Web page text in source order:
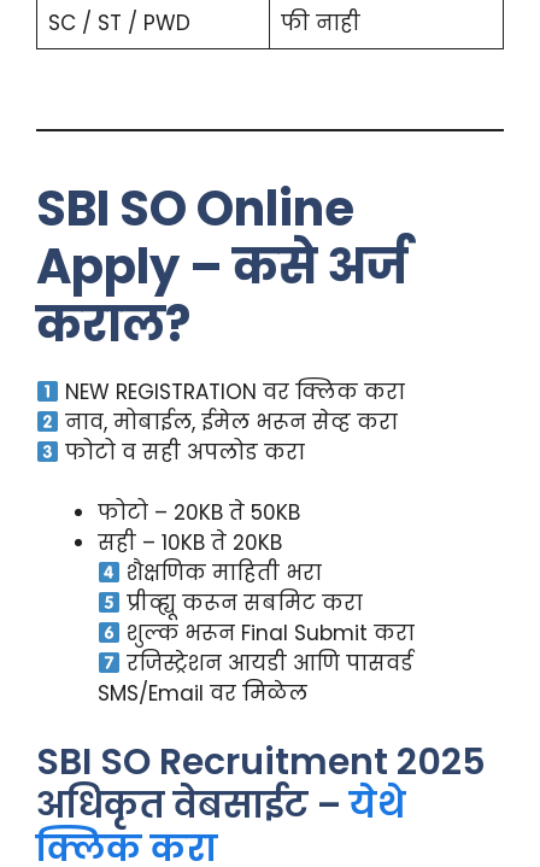
SC / ST / PWD फी नाही
SBI SO Online
Apply – कसे अर्ज
कराल?
NEW REGISTRATION वर क्लिक करा
नाव, मोबाईल, ईमेल भरून सेव्ह करा
फोटो व सही अपलोड करा
फोटो – 20KB ते 50KB
सही – 10KB ते 20KB
शैक्षणिक माहिती भरा
प्रीव्ह्यू करून सबमिट करा
शुल्क भरून Final Submit करा
रजिस्ट्रेशन आयडी आणि पासवर्ड
SMS/Email वर मिळेल
SBI SO Recruitment 2025
अधिकृत वेबसाईट –येथे
क्लिक करा